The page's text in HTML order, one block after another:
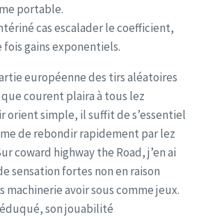
portable.
cas escalader le coefficient,
gains exponentiels.
européenne des tirs aléatoires
courent plaira à tous lez
orient simple, il suffit de s’essentiel
de rebondir rapidement par lez
coward highway the Road, j’en ai
sensation fortes non en raison
avoir sous comme jeux.
son jouabilité